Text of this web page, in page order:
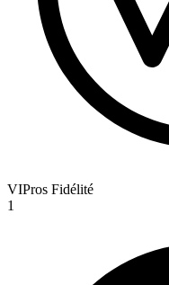
VIPros Fidélité
1